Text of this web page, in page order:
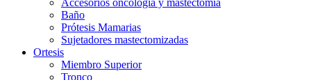
Accesorios oncología y mastectomía
Baño
Prótesis Mamarias
Sujetadores mastectomizadas
Ortesis
Miembro Superior
Tronco